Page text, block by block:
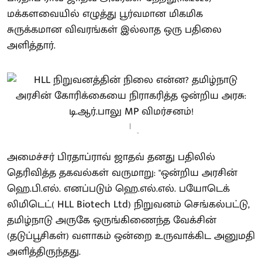
மக்களவையில் எழுத்து பூர்வமான மிகமிக
சுருக்கமான விவரங்கள் இல்லாத ஒரு பதிலை
அளித்தார்.
-
அமைச்சர் பிரதாப்ராவ் ஜாதவ் தனது பதிலில்
தெரிவித்த தகவல்கள் வருமாறு: "ஒன்றிய அரசின்
ஹெ.பி.எல். எனப்படும் ஹெ.எல்.எல். பயோடெக்
லிமிடெட்( HLL Biotech Ltd) நிறுவனம் செங்கல்பட்டு,
தமிழ்நாடு அருகே ஒருங்கிணைந்த வேக்சின்
(தடுப்பூசிகள்) வளாகம் ஒன்றை உருவாக்கிட அனுமதி
அளித்திருந்தது.